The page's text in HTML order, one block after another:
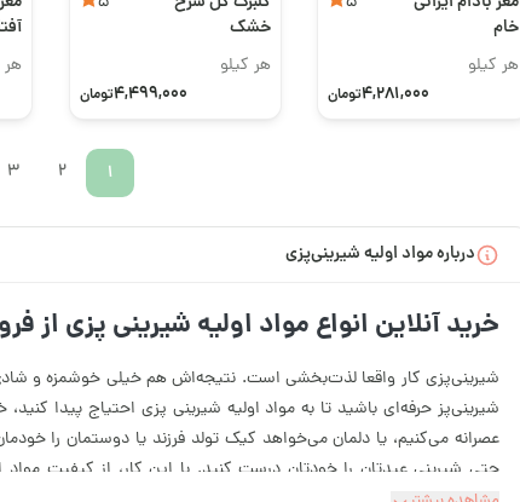
خام
هر کیلو
4,281,000تومان
خشک
هر کیلو
4,499,000تومان
هر
1
2
3
درباره مواد اولیه شیرینی‌پزی
خرید آنلاین انواع مواد اولیه شیرینی پزی از
شیرینی‌پزی کار واقعا لذت‌بخشی است. نتیجه‌اش هم خیلی خوشمزه و
شیرینی‌پز حرفه‌ای باشید تا به مواد اولیه شیرینی پزی احتیاج پیدا
عصرانه می‌کنیم، یا دلمان می‌خواهد کیک تولد فرزند یا دوستمان را
حتی شیرینی عیدتان را خودتان درست کنید. با این کار، از کیفیت